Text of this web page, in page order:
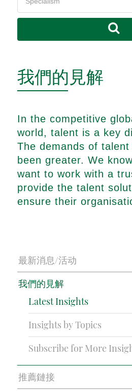
我們的見解
In the competitive
world, talent is a key
The demands of
been greater. We
want to work with a
provide the talent
ensure their
最新消息/活动
我們的見解
Latest Insights
Insights by Topics
Subscribe for More
推薦鏈接